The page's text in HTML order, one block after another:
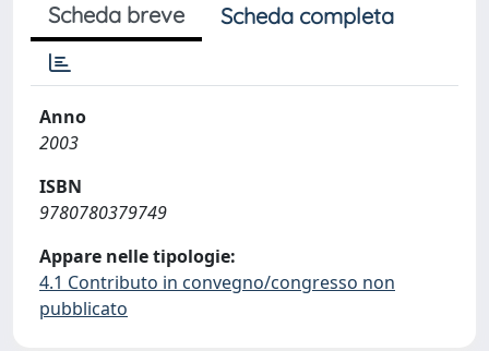
Scheda breve Scheda completa
Anno
2003
ISBN
9780780379749
Appare nelle tipologie:
4.1 Contributo in convegno/congresso non
pubblicato